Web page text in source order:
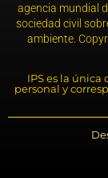
agencia mundial
sociedad civil
ambiente.
IPS es la
personal y